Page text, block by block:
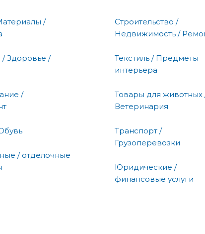
/
Здоровье /
/
/ отделочные
Строительство /
Недвижимость /
Текстиль / Предметы
интерьера
Товары для животных
Ветеринария
Транспорт /
Грузоперевозки
Юридические /
финансовые услуги